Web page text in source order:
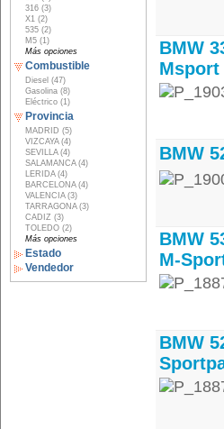
316 (3)
X1 (2)
535 (2)
M5 (1)
Más opciones
Combustible
Diesel (47)
Gasolina (8)
Eléctrico (1)
Provincia
MADRID (5)
VIZCAYA (4)
SEVILLA (4)
SALAMANCA (4)
LERIDA (4)
BARCELONA (4)
VALENCIA (3)
TARRAGONA (3)
CADIZ (3)
TOLEDO (2)
Más opciones
Estado
Vendedor
BMW
Msport
BMW
BMW
M-
BMW